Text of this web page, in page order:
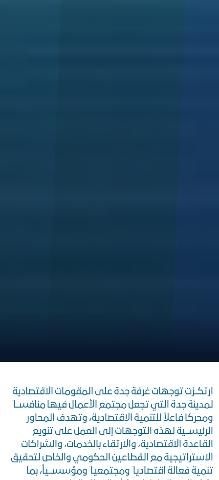
ارتكــزت توجهات غرفة جدة على المقومات الاقتصادية
لمدينة جدة التي تجعل مجتمع الأعمال فيها منافســا ً
ومحركا فاعلاً للتنمية الاقتصادية، وتهدف المحاور
الرئيســية لهذه التوجهات إلى العمل على تنويع
القاعدة الاقتصادية، والارتقاء بالخدمات، والشراكات
الاستراتيجية مع القطاعين الحكومي والخاص لتحقيق
تنمية فعالة اقتصاديا ً ومجتمعيا ً ومؤسســياً، بما